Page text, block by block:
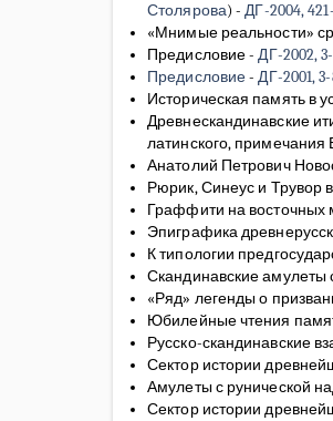
Столярова)- ДГ-2004,
«Мнимые реальности»
Предисловие- ДГ-2002,
Предисловие- ДГ-2001,
Историческая память в
Древнескандинавские
латинского,
Анатолий Петрович
Рюрик, Синеус и Трувор
Граффити на восточных
Эпиграфика
К типологии
Скандинавские
«Ряд» легенды о
Юбилейные чтения
Русско-скандинавские
Сектор истории
Амулеты с рунической
Сектор истории